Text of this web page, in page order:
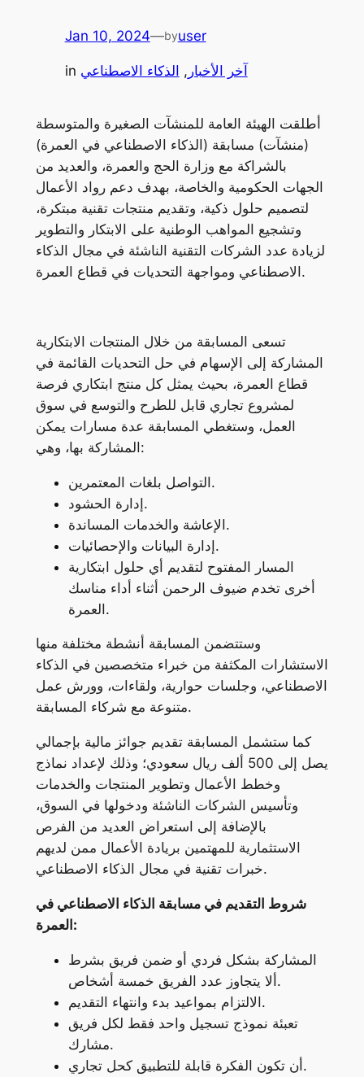
Jan 10, 2024—byuser
in آخر الأخبار , الذكاء الاصطناعي
أطلقت الهيئة العامة للمنشآت الصغيرة والمتوسطة
(منشآت) مسابقة (الذكاء الاصطناعي في العمرة)
بالشراكة مع وزارة الحج والعمرة، والعديد من
الجهات الحكومية والخاصة، بهدف دعم رواد الأعمال
لتصميم حلول ذكية، وتقديم منتجات تقنية مبتكرة،
وتشجيع المواهب الوطنية على الابتكار والتطوير
لزيادة عدد الشركات التقنية الناشئة في مجال الذكاء
الاصطناعي ومواجهة التحديات في قطاع العمرة.
تسعى المسابقة من خلال المنتجات الابتكارية
المشاركة إلى الإسهام في حل التحديات القائمة في
قطاع العمرة، بحيث يمثل كل منتج ابتكاري فرصة
لمشروع تجاري قابل للطرح والتوسع في سوق
العمل، وستغطي المسابقة عدة مسارات يمكن
المشاركة بها، وهي:
التواصل بلغات المعتمرين.
إدارة الحشود.
الإعاشة والخدمات المساندة.
إدارة البيانات والإحصائيات.
المسار المفتوح لتقديم أي حلول ابتكارية
أخرى تخدم ضيوف الرحمن أثناء أداء مناسك
العمرة.
وستتضمن المسابقة أنشطة مختلفة منها
الاستشارات المكثفة من خبراء متخصصين في الذكاء
الاصطناعي، وجلسات حوارية، ولقاءات، وورش عمل
متنوعة مع شركاء المسابقة.
كما ستشمل المسابقة تقديم جوائز مالية بإجمالي
يصل إلى 500 ألف ريال سعودي؛ وذلك لإعداد نماذج
وخطط الأعمال وتطوير المنتجات والخدمات
وتأسيس الشركات الناشئة ودخولها في السوق،
بالإضافة إلى استعراض العديد من الفرص
الاستثمارية للمهتمين بريادة الأعمال ممن لديهم
خبرات تقنية في مجال الذكاء الاصطناعي.
شروط التقديم في مسابقة الذكاء الاصطناعي في
العمرة:
المشاركة بشكل فردي أو ضمن فريق بشرط
ألا يتجاوز عدد الفريق خمسة أشخاص.
الالتزام بمواعيد بدء وانتهاء التقديم.
تعبئة نموذج تسجيل واحد فقط لكل فريق
مشارك.
أن تكون الفكرة قابلة للتطبيق كحل تجاري.